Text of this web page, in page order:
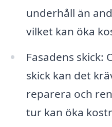
underhåll än
vilket kan öka
Fasadens skick:
skick kan det
reparera och
tur kan öka